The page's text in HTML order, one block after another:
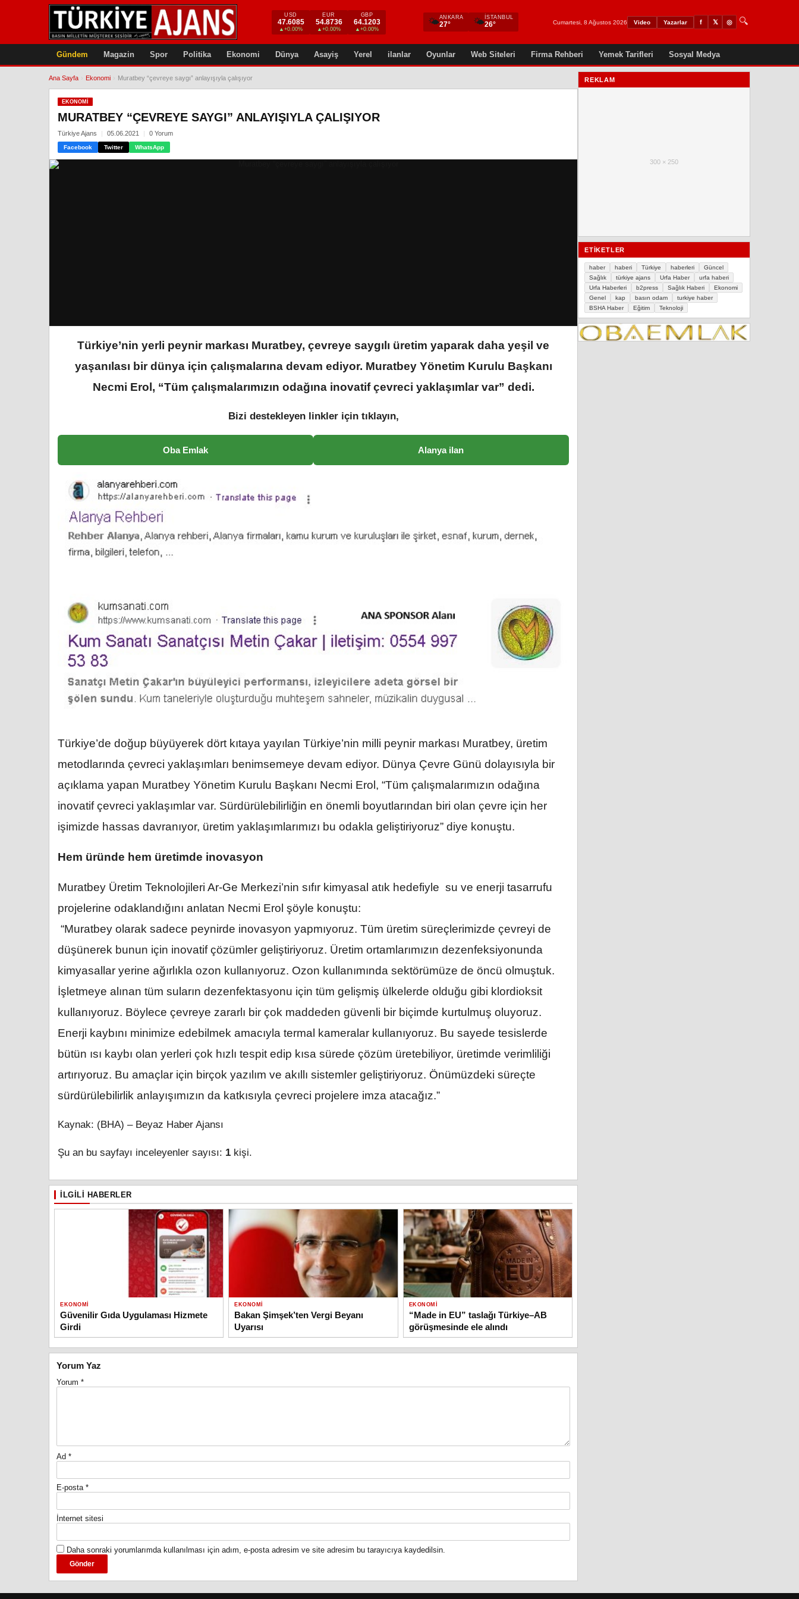
USD
47.6085
▲+0.00%
EUR
54.8736
▲+0.00%
GBP
64.1203
▲+0.00%
🌤ANKARA
27° 🌤 İSTANBUL
26° Cumartesi, 8 Ağustos 2026 Video Yazarlar f 𝕏 ◎ 🔍
Gündem Magazin Spor Politika Ekonomi Dünya Asayiş Yerel ilanlar Oyunlar Web Siteleri Firma Rehberi Yemek Tarifleri Sosyal Medya
Ana Sayfa Ekonomi Muratbey “çevreye saygı” anlayışıyla çalışıyor
EKONOMI
MURATBEY “ÇEVREYE SAYGI” ANLAYIŞIYLA ÇALIŞIYOR
Türkiye Ajans 05.06.2021 0 Yorum
Facebook Twitter WhatsApp
Türkiye’nin yerli peynir markası Muratbey, çevreye saygılı üretim yaparak daha yeşil ve
yaşanılası bir dünya için çalışmalarına devam ediyor. Muratbey Yönetim Kurulu Başkanı
Necmi Erol, “Tüm çalışmalarımızın odağına inovatif çevreci yaklaşımlar var” dedi.
Bizi destekleyen linkler için tıklayın,
Oba Emlak Alanya ilan
Türkiye’de doğup büyüyerek dört kıtaya yayılan Türkiye’nin milli peynir markası Muratbey, üretim
metodlarında çevreci yaklaşımları benimsemeye devam ediyor. Dünya Çevre Günü dolayısıyla bir
açıklama yapan Muratbey Yönetim Kurulu Başkanı Necmi Erol, “Tüm çalışmalarımızın odağına
inovatif çevreci yaklaşımlar var. Sürdürülebilirliğin en önemli boyutlarından biri olan çevre için her
işimizde hassas davranıyor, üretim yaklaşımlarımızı bu odakla geliştiriyoruz” diye konuştu.
Hem üründe hem üretimde inovasyon
Muratbey Üretim Teknolojileri Ar-Ge Merkezi’nin sıfır kimyasal atık hedefiyle su ve enerji tasarrufu
projelerine odaklandığını anlatan Necmi Erol şöyle konuştu:
“Muratbey olarak sadece peynirde inovasyon yapmıyoruz. Tüm üretim süreçlerimizde çevreyi de
düşünerek bunun için inovatif çözümler geliştiriyoruz. Üretim ortamlarımızın dezenfeksiyonunda
kimyasallar yerine ağırlıkla ozon kullanıyoruz. Ozon kullanımında sektörümüze de öncü olmuştuk.
İşletmeye alınan tüm suların dezenfektasyonu için tüm gelişmiş ülkelerde olduğu gibi klordioksit
kullanıyoruz. Böylece çevreye zararlı bir çok maddeden güvenli bir biçimde kurtulmuş oluyoruz.
Enerji kaybını minimize edebilmek amacıyla termal kameralar kullanıyoruz. Bu sayede tesislerde
bütün ısı kaybı olan yerleri çok hızlı tespit edip kısa sürede çözüm üretebiliyor, üretimde verimliliği
artırıyoruz. Bu amaçlar için birçok yazılım ve akıllı sistemler geliştiriyoruz. Önümüzdeki süreçte
sürdürülebilirlik anlayışımızın da katkısıyla çevreci projelere imza atacağız.”
Kaynak: (BHA) – Beyaz Haber Ajansı
Şu an bu sayfayı inceleyenler sayısı: 1 kişi.
İLGILI HABERLER
EKONOMI
Güvenilir Gıda Uygulaması Hizmete
Girdi
EKONOMI
Bakan Şimşek’ten Vergi Beyanı
Uyarısı
EKONOMI
“Made in EU” taslağı Türkiye–AB
görüşmesinde ele alındı
Yorum Yaz
Yorum *
Ad *
E-posta *
İnternet sitesi
Daha sonraki yorumlarımda kullanılması için adım, e-posta adresim ve site adresim bu tarayıcıya kaydedilsin.
REKLAM
300 × 250
ETIKETLER
haber haberi Türkiye haberleri
Güncel
Sağlık
türkiye ajans Urfa Haber
urfa haberi
Urfa Haberleri
b2press Sağlık Haberi
Ekonomi
Genel
kap basın odam
turkiye haber
BSHA Haber
Eğitim Teknoloji